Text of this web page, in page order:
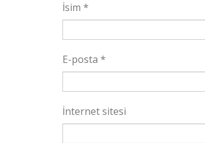
İsim *
E-posta *
İnternet sitesi